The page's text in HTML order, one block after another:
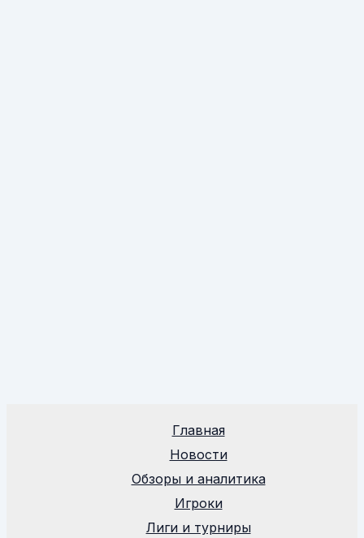
Главная
Новости
Обзоры и аналитика
Игроки
Лиги и турниры